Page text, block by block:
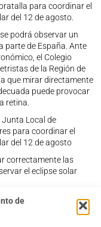
de
para coordinar el
del 12 de agosto.
podrá observar un
parte de España. Ante
el Colegio
de la Región de
que mirar directamente
puede provocar
retina.
Junta Local de
para coordinar el
del 12 de agosto
correctamente las
el eclipse solar